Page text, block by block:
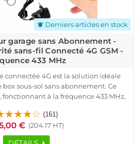
notifications_active Derniers articles en stock
garage sans Abonnement -
sans-fil Connecté 4G GSM -
433 MHz
connectée 4G est la solution idéale
box sous-sol sans abonnement. Ce
fonctionnant à la fréquence 433 MHz,
réel sur votre smartphone.
à tout type de garage, sous-sol ou
une protection efficace pour vos
(161)
€ (204.17 HT)